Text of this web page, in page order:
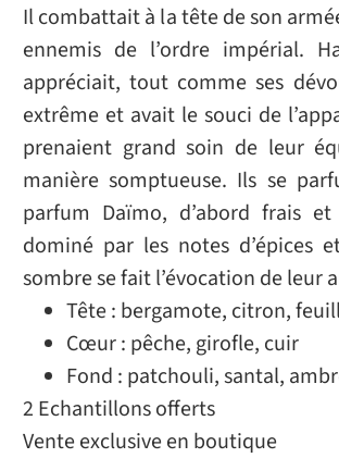
Il combattait à la tête de son
ennemis de l’ordre impérial.
appréciait, tout comme ses
extrême et avait le souci de
prenaient grand soin de leur
manière somptueuse. Ils se
parfum Daïmo, d’abord frais
dominé par les notes d’épices
sombre se fait l’évocation de leur
Tête : bergamote, citron,
Cœur : pêche, girofle, cuir
Fond : patchouli, santal,
2 Echantillons offerts
Vente exclusive en boutique